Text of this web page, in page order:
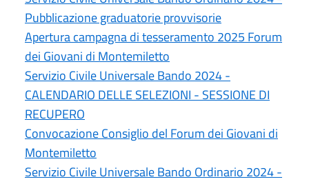
Pubblicazione graduatorie provvisorie
Apertura campagna di tesseramento 2025 Forum
dei Giovani di Montemiletto
Servizio Civile Universale Bando 2024 -
CALENDARIO DELLE SELEZIONI - SESSIONE DI
RECUPERO
Convocazione Consiglio del Forum dei Giovani di
Montemiletto
Servizio Civile Universale Bando Ordinario 2024 -